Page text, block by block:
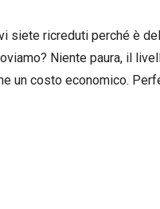
siete ricreduti perché è
Niente paura, il
un costo economico.